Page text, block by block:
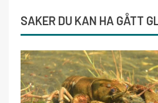
SAKER DU KAN HA GÅTT